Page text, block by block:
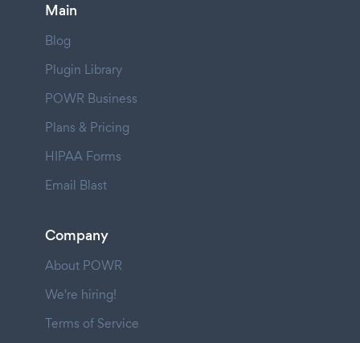
Main
Blog
Plugin Library
POWR Business
Plans & Pricing
HIPAA Forms
Email Blast
Company
About POWR
We're hiring!
Terms of Service